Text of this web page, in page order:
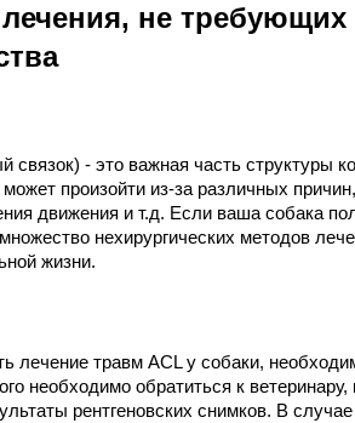
не требующих
связок) - это важная часть структуры
произойти из-за различных
движения и т.д. Если ваша собака
нехирургических методов
жизни.
лечение травм ACL у собаки,
необходимо обратиться к
рентгеновских снимков. В